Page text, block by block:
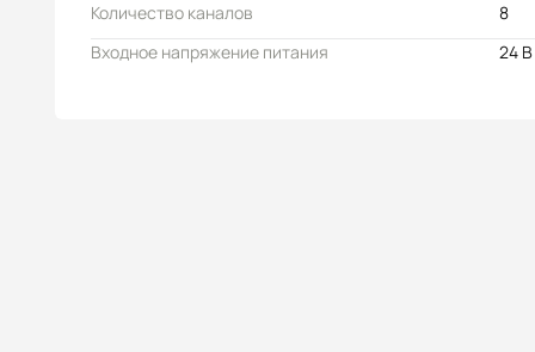
Количество каналов
8
Входное напряжение питания
24